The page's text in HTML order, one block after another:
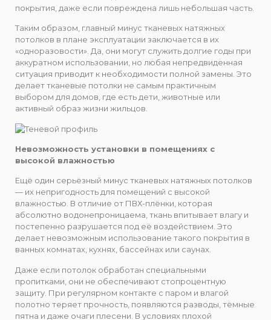
покрытия, даже если повреждена лишь небольшая часть.
Таким образом, главный минус тканевых натяжных
потолков в плане эксплуатации заключается в их
«одноразовости». Да, они могут служить долгие годы при
аккуратном использовании, но любая непредвиденная
ситуация приводит к необходимости полной замены. Это
делает тканевые потолки не самым практичным
выбором для домов, где есть дети, животные или
активный образ жизни жильцов.
Невозможность установки в помещениях с
высокой влажностью
Ещё один серьёзный минус тканевых натяжных потолков
— их непригодность для помещений с высокой
влажностью. В отличие от ПВХ-плёнки, которая
абсолютно водонепроницаема, ткань впитывает влагу и
постепенно разрушается под её воздействием. Это
делает невозможным использование такого покрытия в
ванных комнатах, кухнях, бассейнах или саунах.
Даже если потолок обработан специальными
пропитками, они не обеспечивают стопроцентную
защиту. При регулярном контакте с паром и влагой
полотно теряет прочность, появляются разводы, тёмные
пятна и даже очаги плесени. В условиях плохой